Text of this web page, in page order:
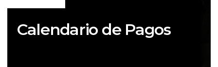
Calendario de Pagos